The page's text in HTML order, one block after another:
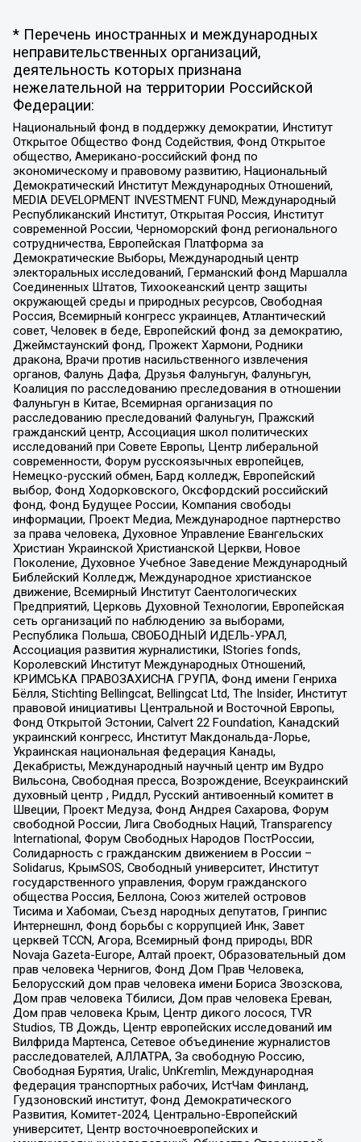
* Перечень иностранных и международных
неправительственных организаций,
деятельность которых признана
нежелательной на территории Российской
Федерации:
Национальный фонд в поддержку демократии, Институт
Открытое Общество Фонд Содействия, Фонд Открытое
общество, Американо-российский фонд по
экономическому и правовому развитию, Национальный
Демократический Институт Международных Отношений,
MEDIA DEVELOPMENT INVESTMENT FUND, Международный
Республиканский Институт, Открытая Россия, Институт
современной России, Черноморский фонд регионального
сотрудничества, Европейская Платформа за
Демократические Выборы, Международный центр
электоральных исследований, Германский фонд Маршалла
Соединенных Штатов, Тихоокеанский центр защиты
окружающей среды и природных ресурсов, Свободная
Россия, Всемирный конгресс украинцев, Атлантический
совет, Человек в беде, Европейский фонд за демократию,
Джеймстаунский фонд, Прожект Хармони, Родники
дракона, Врачи против насильственного извлечения
органов, Фалунь Дафа, Друзья Фалуньгун, Фалуньгун,
Коалиция по расследованию преследования в отношении
Фалуньгун в Китае, Всемирная организация по
расследованию преследований Фалуньгун, Пражский
гражданский центр, Ассоциация школ политических
исследований при Совете Европы, Центр либеральной
современности, Форум русскоязычных европейцев,
Немецко-русский обмен, Бард колледж, Европейский
выбор, Фонд Ходорковского, Оксфордский российский
фонд, Фонд Будущее России, Компания свободы
информации, Проект Медиа, Международное партнерство
за права человека, Духовное Управление Евангельских
Христиан Украинской Христианской Церкви, Новое
Поколение, Духовное Учебное Заведение Международный
Библейский Колледж, Международное христианское
движение, Всемирный Институт Саентологических
Предприятий, Церковь Духовной Технологии, Европейская
сеть организаций по наблюдению за выборами,
Республика Польша, СВОБОДНЫЙ ИДЕЛЬ-УРАЛ,
Ассоциация развития журналистики, IStories fonds,
Королевский Институт Международных Отношений,
КРИМСЬКА ПРАВОЗАХИСНА ГРУПА, Фонд имени Генриха
Бёлля, Stichting Bellingcat, Bellingcat Ltd, The Insider, Институт
правовой инициативы Центральной и Восточной Европы,
Фонд Открытой Эстонии, Calvert 22 Foundation, Канадский
украинский конгресс, Институт Макдональда-Лорье,
Украинская национальная федерация Канады,
Декабристы, Международный научный центр им Вудро
Вильсона, Свободная пресса, Возрождение, Всеукраинский
духовный центр , Риддл, Русский антивоенный комитет в
Швеции, Проект Медуза, Фонд Андрея Сахарова, Форум
свободной России, Лига Свободных Наций, Transparеncy
International, Форум Свободных Народов ПостРоссии,
Солидарность с гражданским движением в России –
Solidarus, КрымSOS, Свободный университет, Институт
государственного управления, Форум гражданского
общества Россия, Беллона, Союз жителей островов
Тисима и Хабомаи, Съезд народных депутатов, Гринпис
Интернешнл, Фонд борьбы с коррупцией Инк, Завет
церквей TCCN, Агора, Всемирный фонд природы, BDR
Novaja Gazeta-Europe, Алтай проект, Образовательный дом
прав человека Чернигов, Фонд Дом Прав Человека,
Белорусский дом прав человека имени Бориса Звозскова,
Дом прав человека Тбилиси, Дом прав человека Ереван,
Дом прав человека Крым, Центр дикого лосося, TVR
Studios, ТВ Дождь, Центр европейских исследований им
Вилфрида Мартенса, Сетевое объединение журналистов
расследователей, АЛЛАТРА, За свободную Россию,
Свободная Бурятия, Uralic, UnKremlin, Международная
федерация транспортных рабочих, ИстЧам Финланд,
Гудзоновский институт, Фонд Демократического
Развития, Комитет-2024, Центрально-Европейский
университет, Центр восточноевропейских и